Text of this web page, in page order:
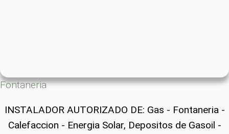
Fontaneria
INSTALADOR AUTORIZADO DE: Gas - Fontaneria -
Calefaccion - Energia Solar, Depositos de Gasoil -